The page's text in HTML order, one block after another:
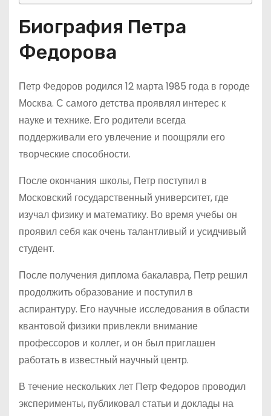
Биография Петра
Федорова
Петр Федоров родился 12 марта 1985 года в городе
Москва. С самого детства проявлял интерес к
науке и технике. Его родители всегда
поддерживали его увлечение и поощряли его
творческие способности.
После окончания школы, Петр поступил в
Московский государственный университет, где
изучал физику и математику. Во время учебы он
проявил себя как очень талантливый и усидчивый
студент.
После получения диплома бакалавра, Петр решил
продолжить образование и поступил в
аспирантуру. Его научные исследования в области
квантовой физики привлекли внимание
профессоров и коллег, и он был приглашен
работать в известный научный центр.
В течение нескольких лет Петр Федоров проводил
эксперименты, публиковал статьи и доклады на